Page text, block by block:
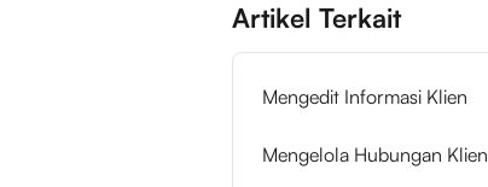
Artikel Terkait
Mengedit Informasi Klien
Mengelola Hubungan Klien